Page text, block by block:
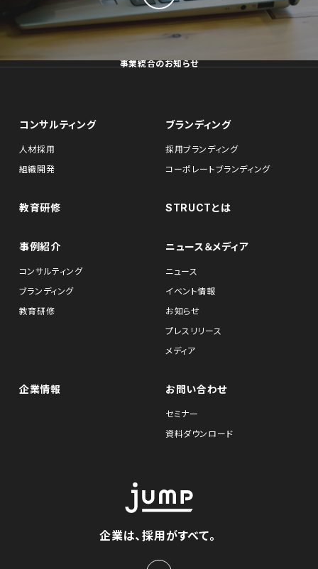
事業統合のお知らせ
コンサルティング
人材採用
組織開発
ブランディング
採用ブランディング
コーポレートブランディング
教育研修 STRUCTとは
事例紹介
コンサルティング
ブランディング
教育研修
ニュース＆メディア
ニュース
イベント情報
お知らせ
プレスリリース
メディア
企業情報 お問い合わせ
セミナー
資料ダウンロード
企業は、採用がすべて。